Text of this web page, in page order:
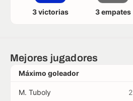
3 victorias 3 empates
Mejores jugadores
Máximo goleador
M. Tuboly 2